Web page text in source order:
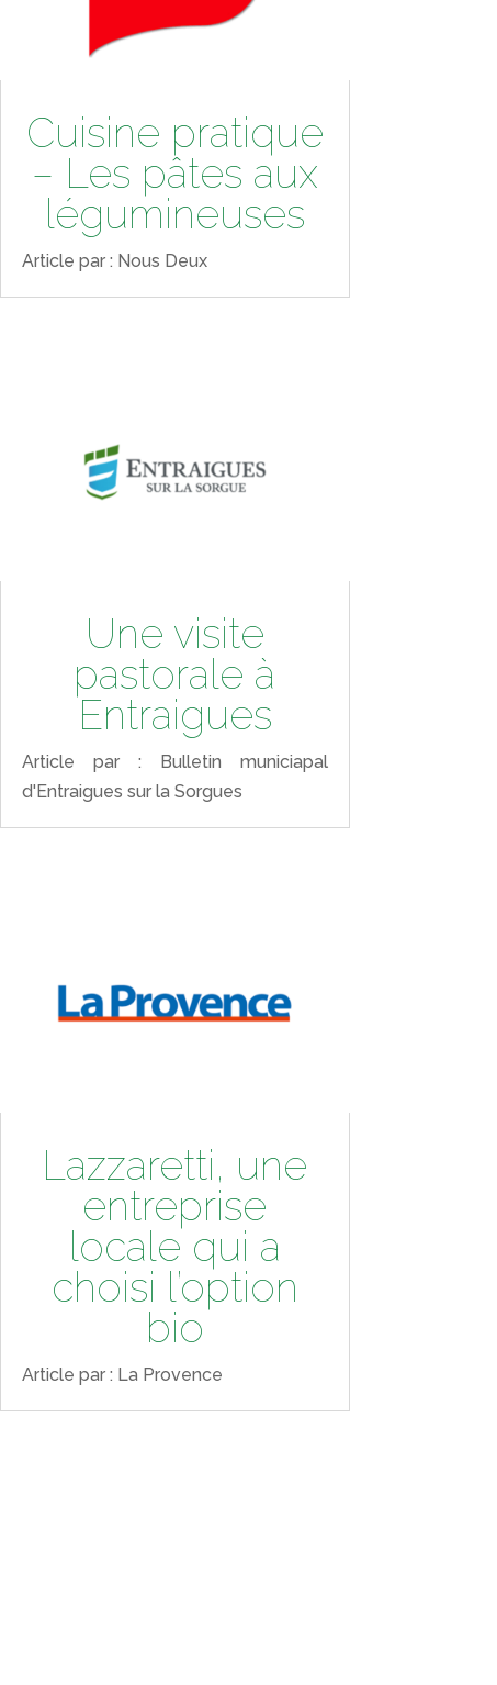
Cuisine pratique
– Les pâtes aux
légumineuses
Article par : Nous Deux
Une visite
pastorale à
Entraigues
Article par : Bulletin municiapal
d'Entraigues sur la Sorgues
Lazzaretti, une
entreprise
locale qui a
choisi l’option
bio
Article par : La Provence